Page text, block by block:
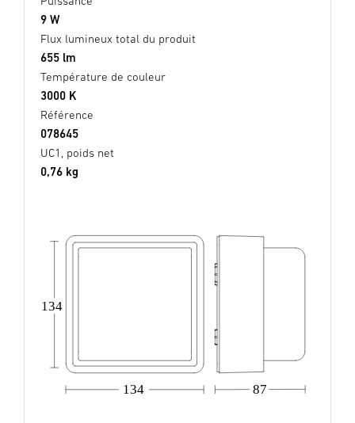
9 W
Flux lumineux total du produit
655 lm
Température de couleur
3000 K
Référence
078645
UC1, poids net
0,76 kg
134 87
134